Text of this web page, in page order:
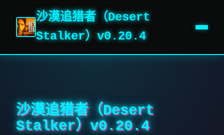
沙漠追猎者（Desert
Stalker）v0.20.4
沙漠追猎者（Desert
Stalker）v0.20.4